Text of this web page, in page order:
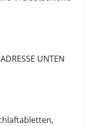
UNTEN